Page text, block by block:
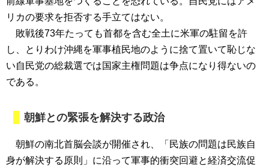
リカの要求を拒否する手立てはない。
敗戦後73年たっても首都を含む全土に米軍の駐留を許
し、とりわけ沖縄を軍事植民地のように捨て置いて恥じな
い自民党の総裁選では国家主権問題は争点になり得ないの
である。
朝鮮との緊張を解決する政治
朝鮮の南北首脳会談が開催され、「民族の問題は民族自
身が解決する原則」に沿って軍事的衝突回避と経済交流促